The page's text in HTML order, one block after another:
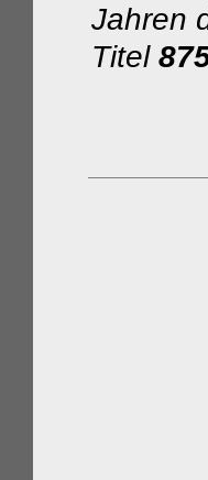
Jahren
Titel
Die